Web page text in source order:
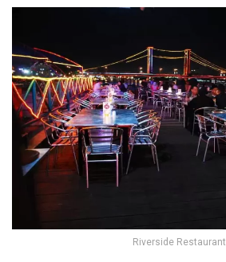
Riverside Restaurant